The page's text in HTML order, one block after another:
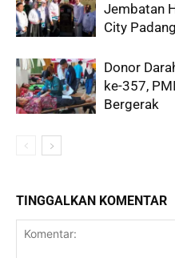
Jembatan
City
Donor
ke-357,
Bergerak
TINGGALKAN KOMENTAR